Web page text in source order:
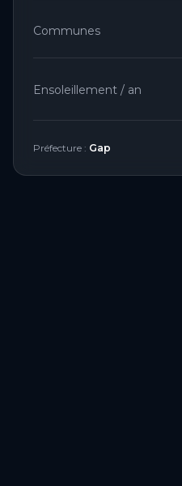
Communes
Ensoleillement / an
Préfecture : Gap